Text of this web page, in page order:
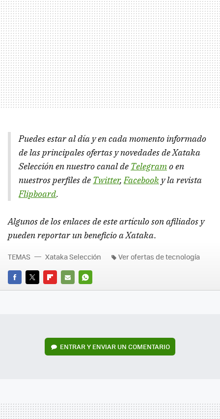
Puedes estar al día y en cada momento informado
de las principales ofertas y novedades de Xataka
Selección en nuestro canal de Telegramo en
nuestros perfiles de Twitter,Facebook y la revista
Flipboard.
Algunos de los enlaces de este artículo son afiliados y
pueden reportar un beneficio a Xataka.
FACEBOOK
TWITTERFLIPBOARD
E-
WHATSAPP
TEMAS Xataka Selección Ver ofertas de tecnología
ENTRAR Y ENVIAR UN COMENTARIO